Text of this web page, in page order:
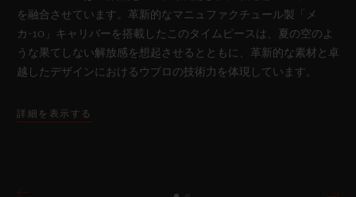
を融合させています。革新的なマニュファクチュール製「メ
カ-10」キャリバーを搭載したこのタイムピースは、夏の空のよ
うな果てしない解放感を想起させるとともに、革新的な素材と卓
越したデザインにおけるウブロの技術力を体現しています。
詳細を表示する